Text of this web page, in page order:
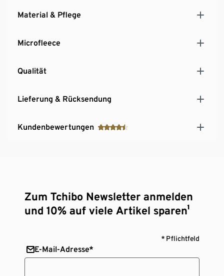
Schneefang innen am Beinende
einfachen An- und Ausziehen
verhindert die Bildung von Faserknötchen
Ärmelabschluss mit weicher, warmer Rippstulpe,
Abknöpfbare Kapuze
Material & Pflege
Microfleece
Qualität
Lieferung & Rücksendung
Kundenbewertungen
Zum Tchibo Newsletter anmelden
und 10% auf viele Artikel sparen¹
* Pflichtfeld
E-Mail-Adresse*